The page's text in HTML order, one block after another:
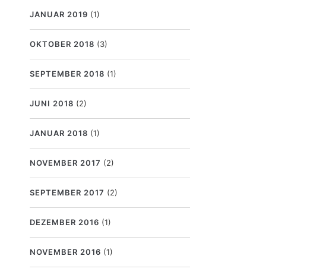
JANUAR 2019 (1)
OKTOBER 2018 (3)
SEPTEMBER 2018 (1)
JUNI 2018 (2)
JANUAR 2018 (1)
NOVEMBER 2017 (2)
SEPTEMBER 2017 (2)
DEZEMBER 2016 (1)
NOVEMBER 2016 (1)